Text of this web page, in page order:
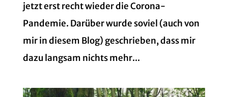
jetzt erst recht wieder die Corona-
Pandemie. Darüber wurde soviel (auch von
mir in diesem Blog) geschrieben, dass mir
dazu langsam nichts mehr...